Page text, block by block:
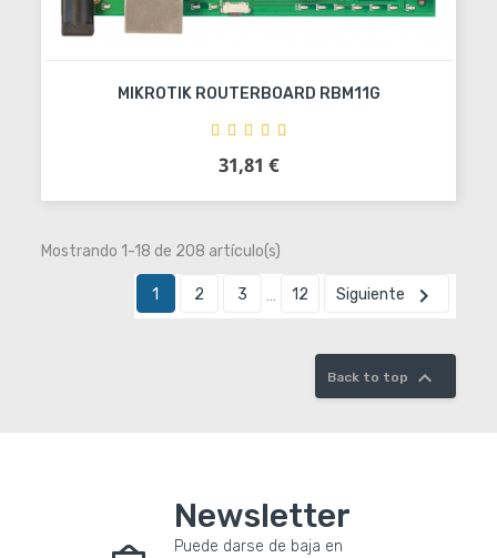
MIKROTIK ROUTERBOARD RBM11G
Precio
31,81 €
Añadir al carrito
Mostrando 1-18 de 208 artículo(s)
1 2 3 … 12 Siguiente 
Back to top 
Newsletter
Puede darse de baja en